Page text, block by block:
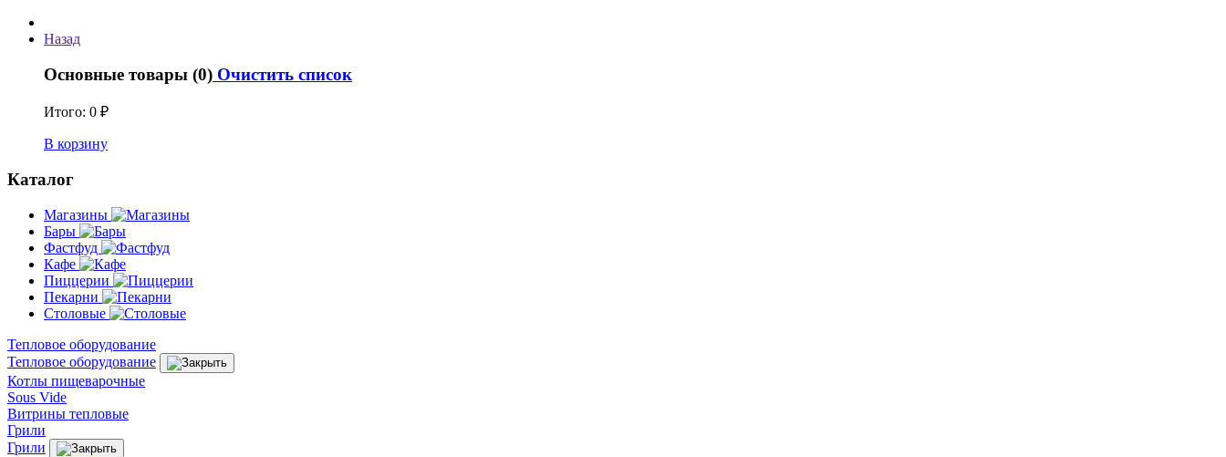
Назад
Основные товары (0) Очистить список
Итого: 0 ₽
В корзину
Каталог
Магазины
Бары
Фастфуд
Кафе
Пиццерии
Пекарни
Столовые
Тепловое оборудование
Тепловое оборудование
Котлы пищеварочные
Sous Vide
Витрины тепловые
Грили
Грили